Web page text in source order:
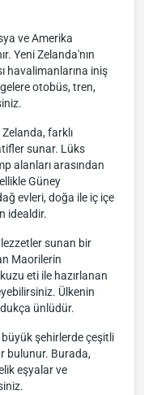
ve Amerika
Yeni Zelanda'nın
havalimanlarına iniş
otobüs, tren,
farklı
sunar. Lüks
alanları arasından
Güney
evleri, doğa ile iç içe
idealdir.
sunan bir
Maorilerin
eti ile hazırlanan
Ülkenin
ünlüdür.
şehirlerde çeşitli
bulunur. Burada,
eşyalar ve